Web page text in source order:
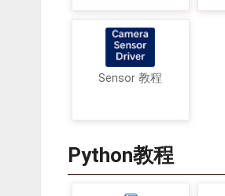
Sensor 教程
Python教程